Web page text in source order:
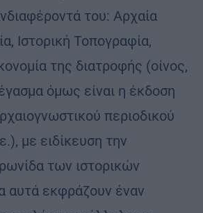
του: Αρχαία
Ιστορική Τοπογραφία,
της διατροφής (οίνος,
όμως είναι η έκδοση
περιοδικού
με ειδίκευση την
των ιστορικών
αυτά εκφράζουν έναν